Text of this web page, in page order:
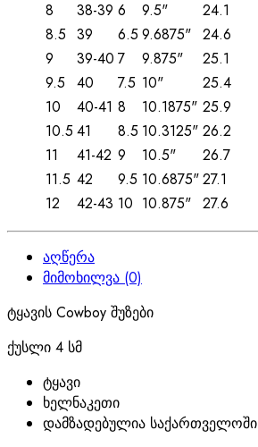
8 38-39 6 9.5"
24.1
8.5 39 6.5 9.6875" 24.6
9
39-40 7 9.875"
25.1
9.5
40 7.5 10"
25.4
10
40-41 8 10.1875" 25.9
10.5 41 8.5 10.3125" 26.2
11
41-42 9 10.5"
26.7
11.5 42 9.5 10.6875"27.1
12
42-43 10 10.875" 27.6
აღწერა
მიმოხილვა (0)
ტყავის Cowboy შუზები
ქუსლი 4 სმ
ტყავი
ხელნაკეთი
დამზადებულია საქართველოში